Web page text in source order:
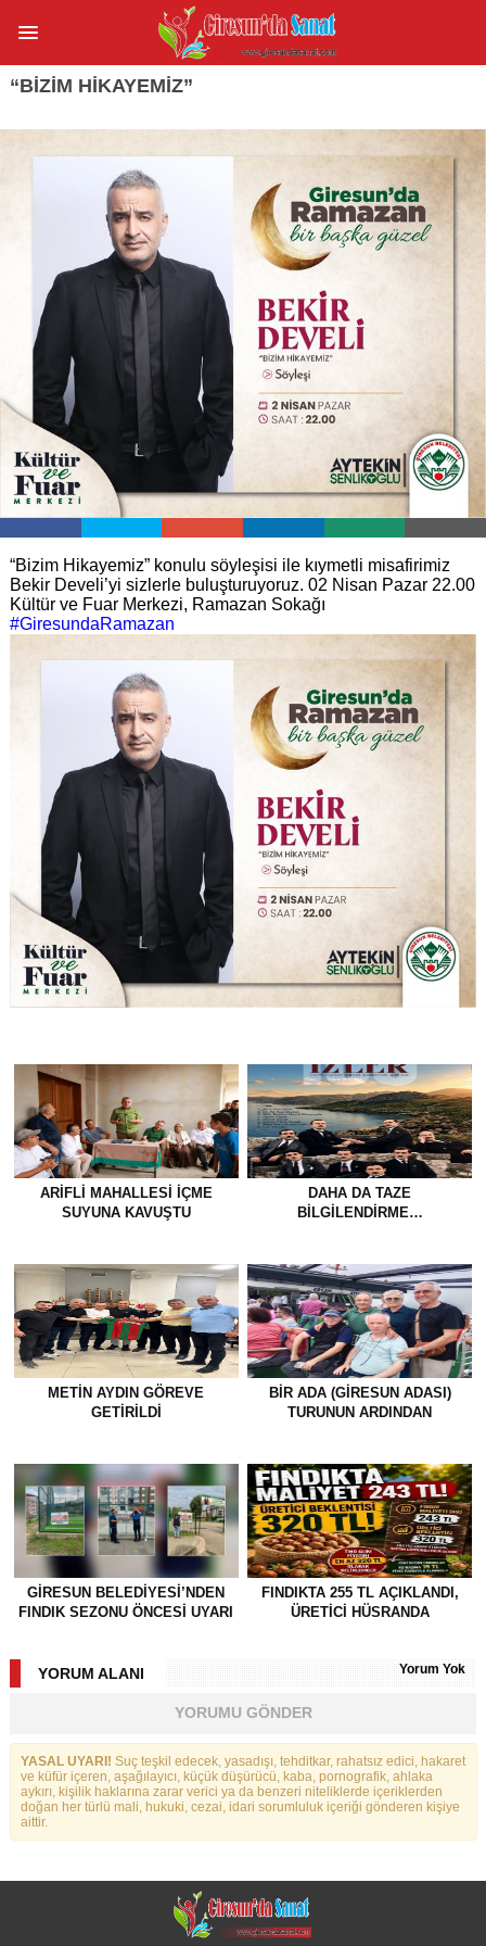
“BIZIM HIKAYEMIZ”
“Bizim Hikayemiz” konulu söyleşisi ile kıymetli misafirimiz
Bekir Develi’yi sizlerle buluşturuyoruz. 02 Nisan Pazar 22.00
Kültür ve Fuar Merkezi, Ramazan Sokağı
#GiresundaRamazan
ARIFLI MAHALLESI İÇME
SUYUNA KAVUŞTU
DAHA DA TAZE
BİLGİLENDİRME…
METİN AYDIN GÖREVE
GETİRİLDİ
BİR ADA (GİRESUN ADASI)
TURUNUN ARDINDAN
GİRESUN BELEDİYESİ’NDEN
FINDIK SEZONU ÖNCESİ UYARI
FINDIKTA 255 TL AÇIKLANDI,
ÜRETİCİ HÜSRANDA
YORUM ALANI Yorum Yok
YORUMU GÖNDER
YASAL UYARI! Suç teşkil edecek, yasadışı, tehditkar, rahatsız edici, hakaret
ve küfür içeren, aşağılayıcı, küçük düşürücü, kaba, pornografik, ahlaka
aykırı, kişilik haklarına zarar verici ya da benzeri niteliklerde içeriklerden
doğan her türlü mali, hukuki, cezai, idari sorumluluk içeriği gönderen kişiye
aittir.